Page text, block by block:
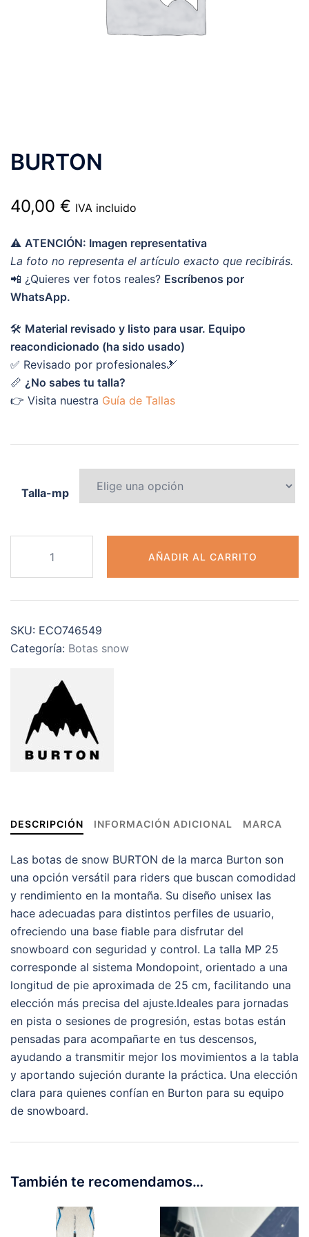
BURTON
40,00 € IVA incluido
⚠️ ATENCIÓN: Imagen representativa
La foto no representa el artículo exacto que recibirás.
📲 ¿Quieres ver fotos reales? Escríbenos por
WhatsApp.
🛠️ Material revisado y listo para usar. Equipo
reacondicionado (ha sido usado)
✅ Revisado por profesionales🎿
📏 ¿No sabes tu talla?
👉 Visita nuestra Guía de Tallas
Talla-mp
cantidad
AÑADIR AL CARRITO
SKU: ECO746549
Categoría: Botas snow
DESCRIPCIÓN INFORMACIÓN ADICIONAL MARCA
Las botas de snow BURTON de la marca Burton son
una opción versátil para riders que buscan comodidad
y rendimiento en la montaña. Su diseño unisex las
hace adecuadas para distintos perfiles de usuario,
ofreciendo una base fiable para disfrutar del
snowboard con seguridad y control. La talla MP 25
corresponde al sistema Mondopoint, orientado a una
longitud de pie aproximada de 25 cm, facilitando una
elección más precisa del ajuste.Ideales para jornadas
en pista o sesiones de progresión, estas botas están
pensadas para acompañarte en tus descensos,
ayudando a transmitir mejor los movimientos a la tabla
y aportando sujeción durante la práctica. Una elección
clara para quienes confían en Burton para su equipo
de snowboard.
También te recomendamos…